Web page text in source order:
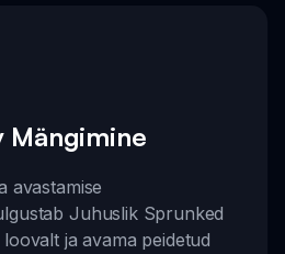
Mängimine
avastamise
Juhuslik Sprunked
ja avama peidetud